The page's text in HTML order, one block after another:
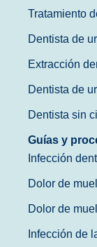
Tratamiento
Dentista de
Extracción
Dentista de
Dentista sin
Guías y
Infección
Dolor de
Dolor de
Infección de